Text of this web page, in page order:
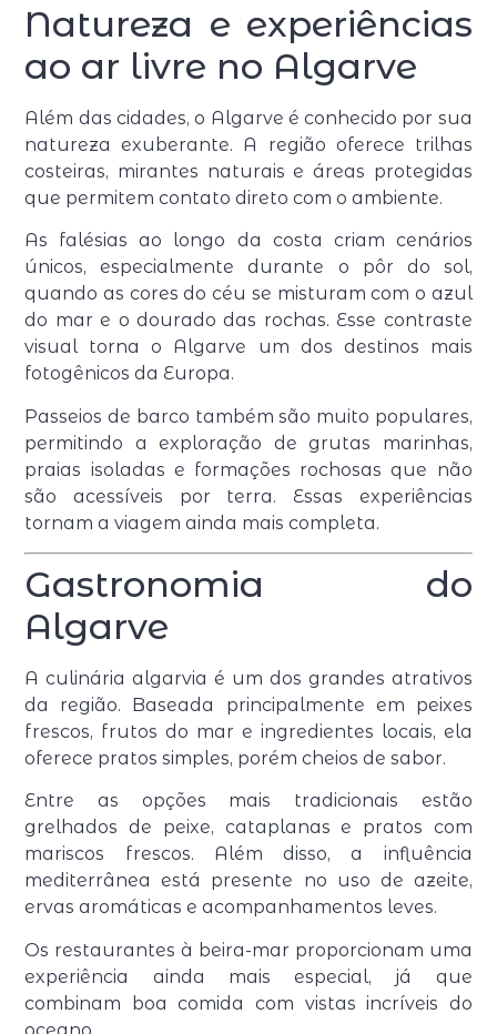
Natureza e experiências
ao ar livre no Algarve
Além das cidades, o Algarve é conhecido por sua
natureza exuberante. A região oferece trilhas
costeiras, mirantes naturais e áreas protegidas
que permitem contato direto com o ambiente.
As falésias ao longo da costa criam cenários
únicos, especialmente durante o pôr do sol,
quando as cores do céu se misturam com o azul
do mar e o dourado das rochas. Esse contraste
visual torna o Algarve um dos destinos mais
fotogênicos da Europa.
Passeios de barco também são muito populares,
permitindo a exploração de grutas marinhas,
praias isoladas e formações rochosas que não
são acessíveis por terra. Essas experiências
tornam a viagem ainda mais completa.
Gastronomia do
Algarve
A culinária algarvia é um dos grandes atrativos
da região. Baseada principalmente em peixes
frescos, frutos do mar e ingredientes locais, ela
oferece pratos simples, porém cheios de sabor.
Entre as opções mais tradicionais estão
grelhados de peixe, cataplanas e pratos com
mariscos frescos. Além disso, a influência
mediterrânea está presente no uso de azeite,
ervas aromáticas e acompanhamentos leves.
Os restaurantes à beira-mar proporcionam uma
experiência ainda mais especial, já que
combinam boa comida com vistas incríveis do